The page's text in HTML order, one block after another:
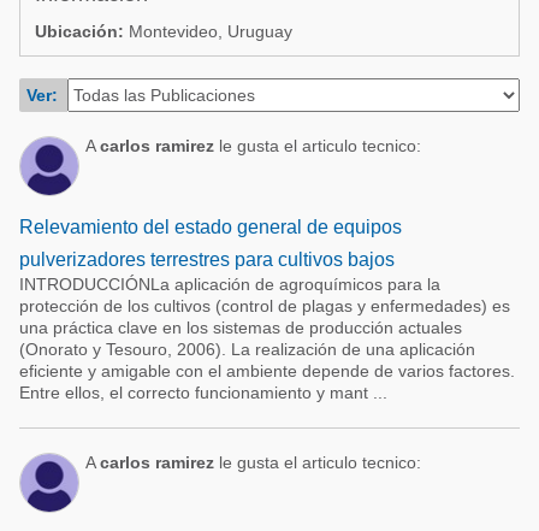
Micotoxinas
Avicultura
Porcicultura
Lechería
Balanceados - Piensos
Comunidades en portugués
Micotoxinas
Porcicultura
Lechería
Ubicación: Montevideo, Uruguay
Ver:
Acarlos ramirez le gusta el articulo tecnico:
Relevamiento del estado general de equipos
pulverizadores terrestres para cultivos bajos
INTRODUCCIÓNLa aplicación de agroquímicos para la
protección de los cultivos (control de plagas y enfermedades) es
una práctica clave en los sistemas de producción actuales
(Onorato y Tesouro, 2006). La realización de una aplicación
eficiente y amigable con el ambiente depende de varios factores.
Entre ellos, el correcto funcionamiento y mant ...
Acarlos ramirez le gusta el articulo tecnico: